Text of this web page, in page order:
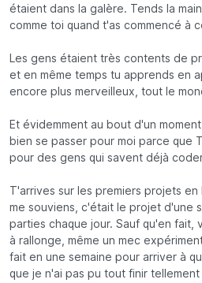
étaient dans la galère. Tends la
comme toi quand t'as commencé à
Les gens étaient très contents de
et en même temps tu apprends en
encore plus merveilleux, tout le
Et évidemment au bout d'un
bien se passer pour moi parce que
pour des gens qui savent déjà
T'arrives sur les premiers projets en
me souviens, c'était le projet d'une
parties chaque jour. Sauf qu'en fait,
à rallonge, même un mec
fait en une semaine pour arriver à
que je n'ai pas pu tout finir